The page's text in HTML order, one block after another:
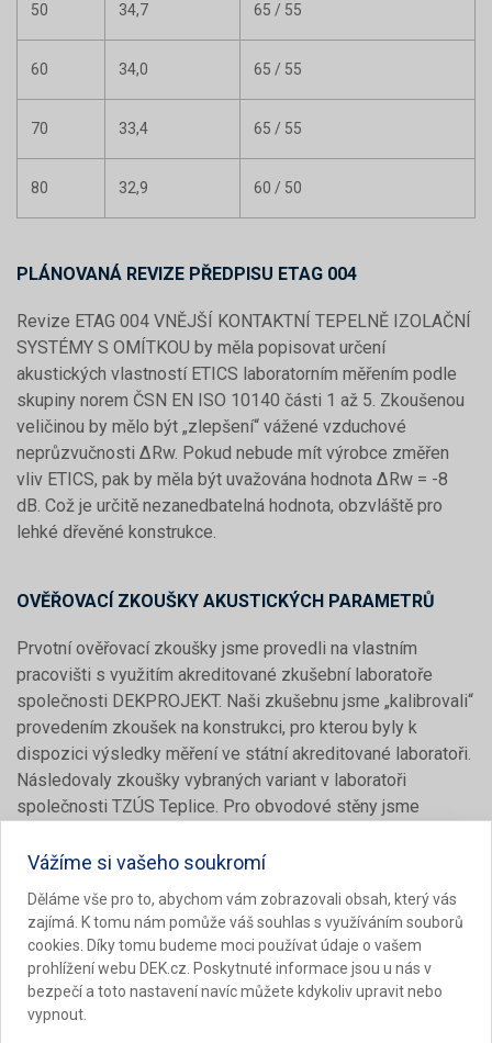
50 34,7 65 / 55
60 34,0 65 / 55
70 33,4 65 / 55
80 32,9 60 / 50
PLÁNOVANÁ REVIZE PŘEDPISU ETAG 004
Revize ETAG 004 VNĚJŠÍ KONTAKTNÍ TEPELNĚ IZOLAČNÍ
SYSTÉMY S OMÍTKOU by měla popisovat určení
akustických vlastností ETICS laboratorním měřením podle
skupiny norem ČSN EN ISO 10140 části 1 až 5. Zkoušenou
veličinou by mělo být „zlepšení“ vážené vzduchové
neprůzvučnosti ΔRw. Pokud nebude mít výrobce změřen
vliv ETICS, pak by měla být uvažována hodnota ΔRw = -8
dB. Což je určitě nezanedbatelná hodnota, obzvláště pro
lehké dřevěné konstrukce.
OVĚŘOVACÍ ZKOUŠKY AKUSTICKÝCH PARAMETRŮ
Prvotní ověřovací zkoušky jsme provedli na vlastním
pracovišti s využitím akreditované zkušební laboratoře
společnosti DEKPROJEKT. Naši zkušebnu jsme „kalibrovali“
provedením zkoušek na konstrukci, pro kterou byly k
dispozici výsledky měření ve státní akreditované laboratoři.
Následovaly zkoušky vybraných variant v laboratoři
společnosti TZÚS Teplice. Pro obvodové stěny jsme
následujícími ETICS:
pěnový polystyren (EPS 70 F) tl. 180 mm,
minerální vata s podélnou orientací vláken tl. 180 mm,
dřevovláknitá izolace ve dvou vrstvách 140 + 60 mm
a následujícími úpravami na vnitřní straně:
Vážíme si vašeho soukromí
Děláme vše pro to, abychom vám zobrazovali obsah, který vás
zajímá. K tomu nám pomůže váš souhlas s využíváním souborů
cookies. Díky tomu budeme moci používat údaje o vašem
prohlížení webu DEK.cz. Poskytnuté informace jsou u nás v
bezpečí a toto nastavení navíc můžete kdykoliv upravit nebo
vypnout.